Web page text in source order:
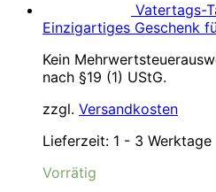
Vatertags-
Einzigartiges Geschenk
Kein
nach §19 (1) UStG.
zzgl. Versandkosten
Lieferzeit: 1 - 3 Werktage
Vorrätig